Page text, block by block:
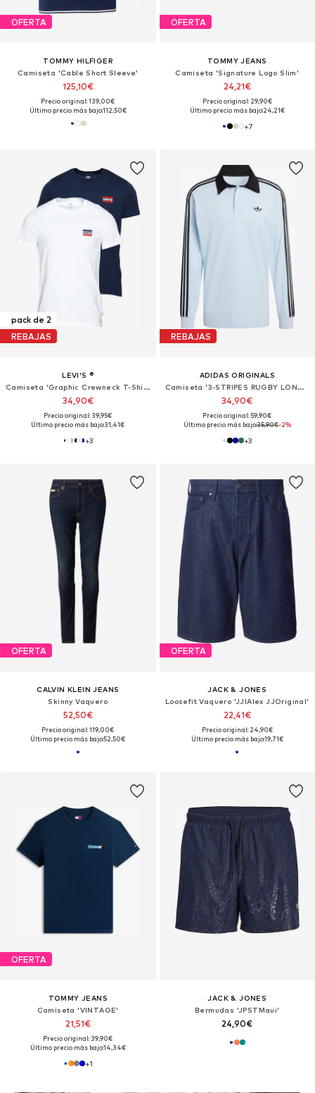
OFERTA
TOMMY HILFIGER
Camiseta 'Cable Short Sleeve'
125,10€
Precio original: 139,00€
Último precio más bajo:112,50€
OFERTA
TOMMY JEANS
Camiseta 'Signature Logo Slim'
24,21€
Precio original: 29,90€
Último precio más bajo:24,21€
+7
pack de 2
REBAJAS
LEVI'S ®
Camiseta 'Graphic Crewneck T-Shirt - 2 Pack'
34,90€
Precio original: 39,95€
Último precio más bajo:31,41€
+3
REBAJAS
ADIDAS ORIGINALS
Camiseta '3-STRIPES RUGBY LONGSLEEVE'
34,90€
Precio original: 59,90€
Último precio más bajo:35,90€-2%
+3
OFERTA
CALVIN KLEIN JEANS
Skinny Vaquero
52,50€
Precio original: 119,00€
Último precio más bajo:52,50€
OFERTA
JACK & JONES
Loosefit Vaquero 'JJIAlex JJOriginal'
22,41€
Precio original: 24,90€
Último precio más bajo:19,71€
OFERTA
TOMMY JEANS
Camiseta 'VINTAGE'
21,51€
Precio original: 39,90€
Último precio más bajo:14,34€
+1
JACK & JONES
Bermudas 'JPSTMaui'
24,90€